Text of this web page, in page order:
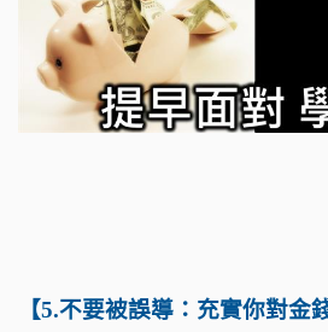
【5.不要被誤導：充實你對金